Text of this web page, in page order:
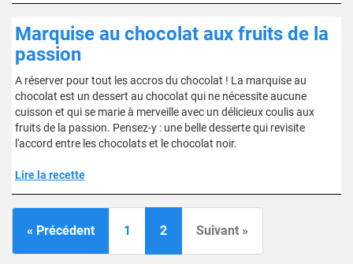
Marquise au chocolat aux fruits de la
passion
A réserver pour tout les accros du chocolat ! La marquise au
chocolat est un dessert au chocolat qui ne nécessite aucune
cuisson et qui se marie à merveille avec un délicieux coulis aux
fruits de la passion. Pensez-y : une belle desserte qui revisite
l'accord entre les chocolats et le chocolat noir.
Lire la recette
« Précédent 1 2 Suivant »